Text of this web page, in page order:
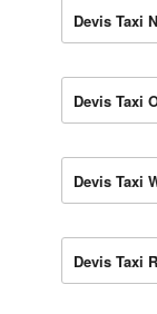
Devis Taxi
Devis Taxi
Devis Taxi
Devis Taxi